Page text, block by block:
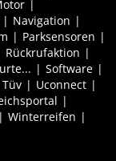
Navigation
Parksensoren
Rückrufaktion
Software
Tüv
Uconnect
Winterreifen